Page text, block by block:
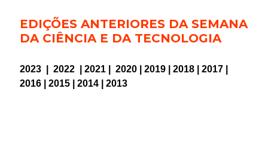
EDIÇÕES ANTERIORES DA SEMANA
DA CIÊNCIA E DA TECNOLOGIA
2023 2022 2021 2020 2019 2018 2017
2016
2015 2014 2013